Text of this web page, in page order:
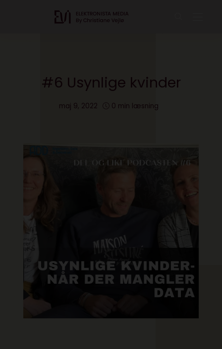
#6 Usynlige kvinder
maj 9, 2022 0 min læsning